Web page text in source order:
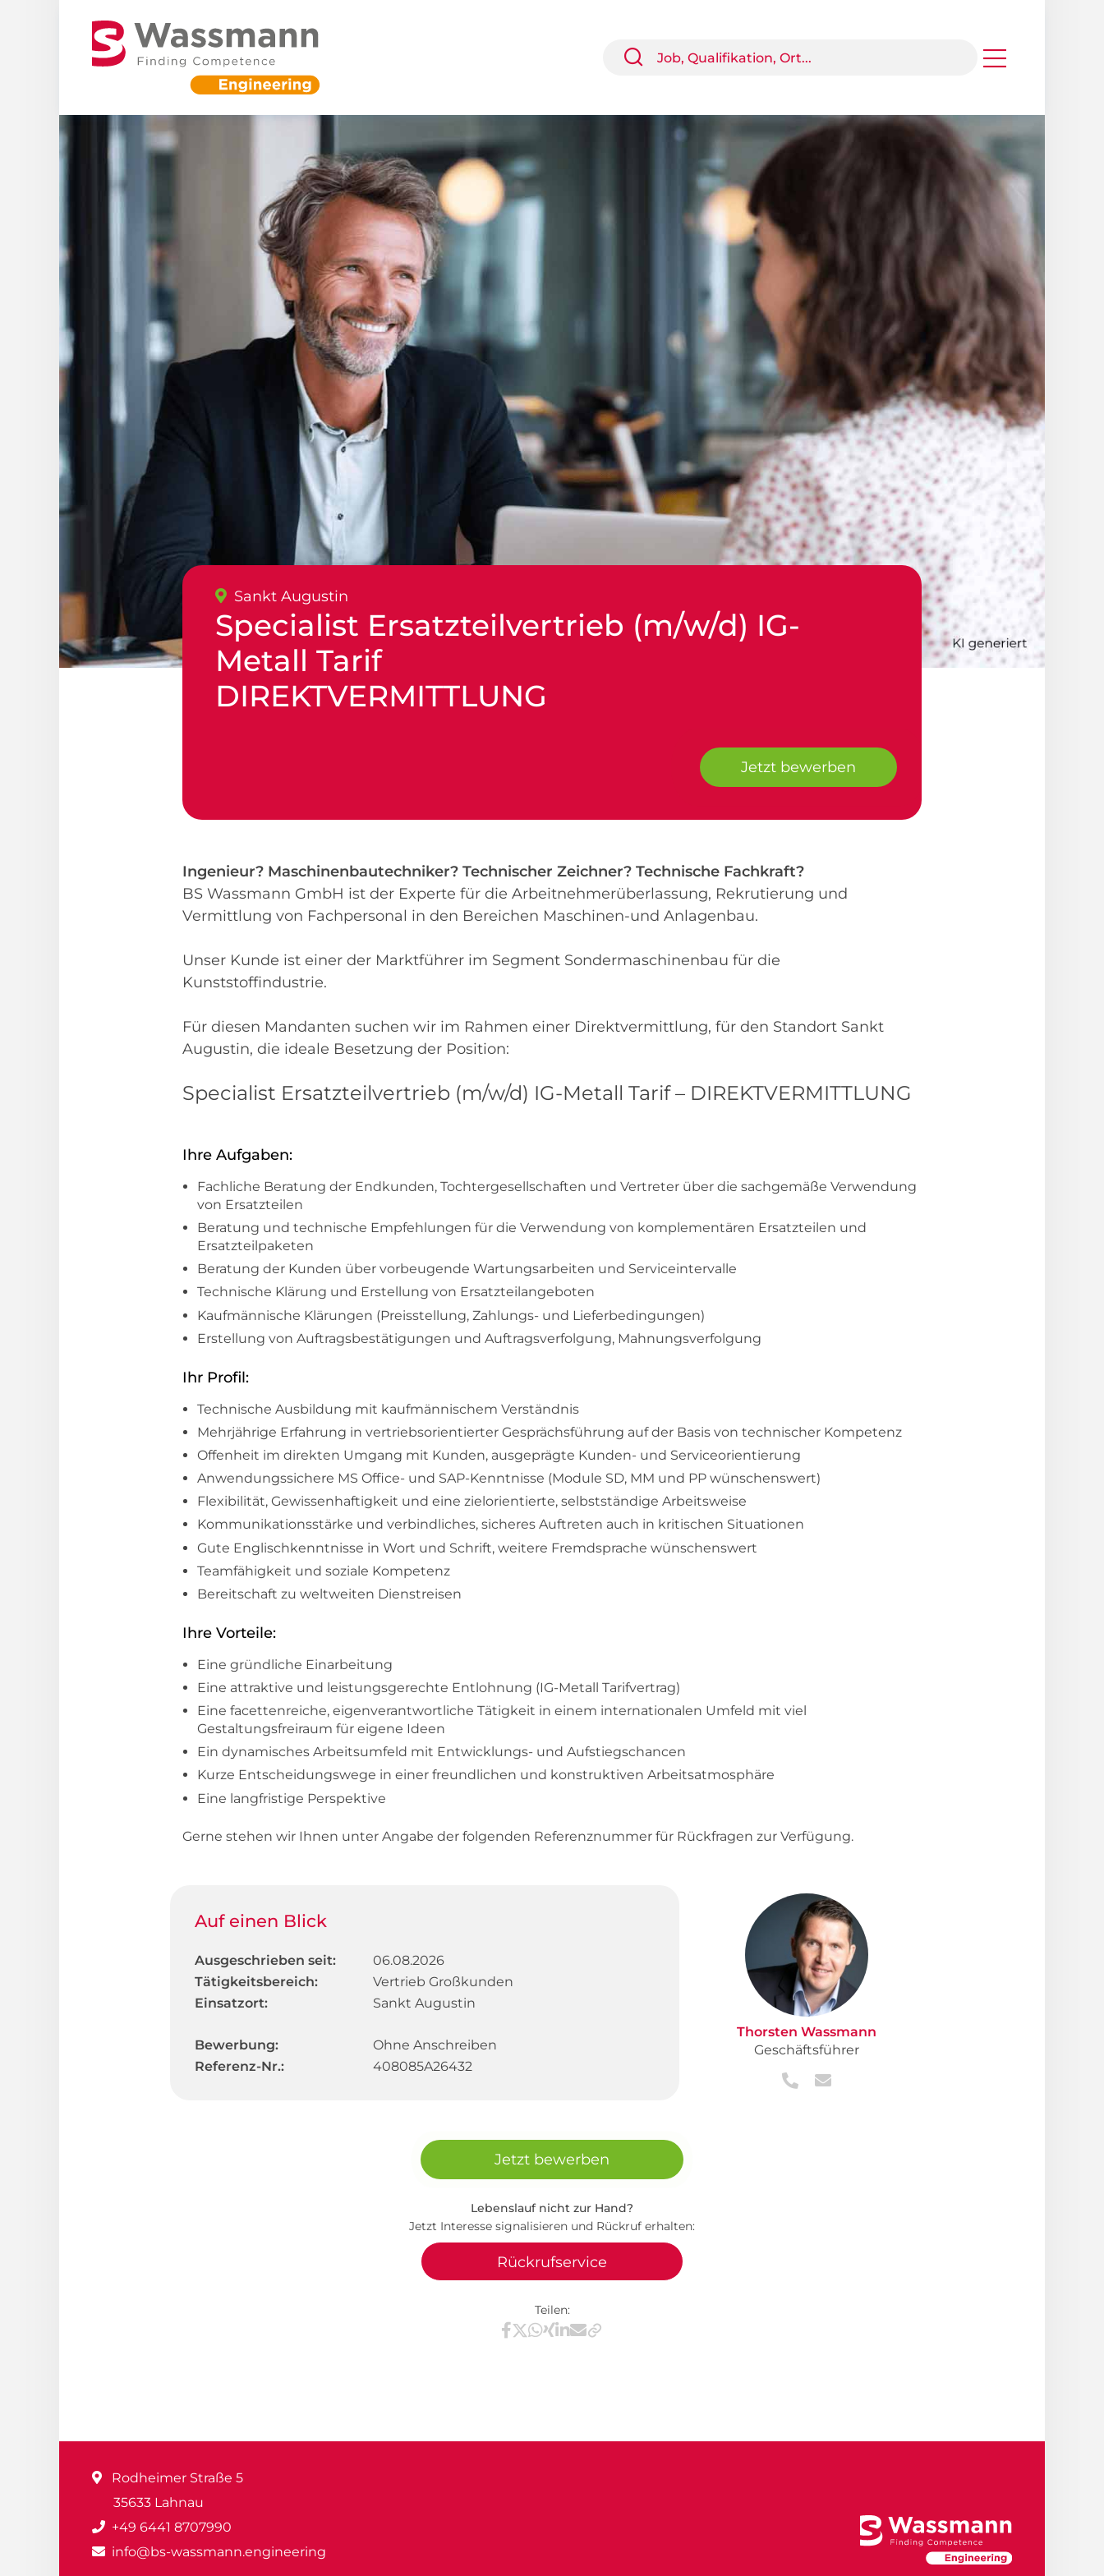
Sankt Augustin
Specialist Ersatzteilvertrieb (m/w/d) IG-
Metall Tarif
DIREKTVERMITTLUNG
Jetzt bewerben
Ingenieur? Maschinenbautechniker? Technischer Zeichner? Technische Fachkraft?
BS Wassmann GmbH ist der Experte für die Arbeitnehmerüberlassung, Rekrutierung und
Vermittlung von Fachpersonal in den Bereichen Maschinen-und Anlagenbau.
Unser Kunde ist einer der Marktführer im Segment Sondermaschinenbau für die
Kunststoffindustrie.
Für diesen Mandanten suchen wir im Rahmen einer Direktvermittlung, für den Standort Sankt
Augustin, die ideale Besetzung der Position:
Specialist Ersatzteilvertrieb (m/w/d) IG-Metall Tarif – DIREKTVERMITTLUNG
Ihre Aufgaben:
Fachliche Beratung der Endkunden, Tochtergesellschaften und Vertreter über die sachgemäße Verwendung
von Ersatzteilen
Beratung und technische Empfehlungen für die Verwendung von komplementären Ersatzteilen und
Ersatzteilpaketen
Beratung der Kunden über vorbeugende Wartungsarbeiten und Serviceintervalle
Technische Klärung und Erstellung von Ersatzteilangeboten
Kaufmännische Klärungen (Preisstellung, Zahlungs- und Lieferbedingungen)
Erstellung von Auftragsbestätigungen und Auftragsverfolgung, Mahnungsverfolgung
Ihr Profil:
Technische Ausbildung mit kaufmännischem Verständnis
Mehrjährige Erfahrung in vertriebsorientierter Gesprächsführung auf der Basis von technischer Kompetenz
Offenheit im direkten Umgang mit Kunden, ausgeprägte Kunden- und Serviceorientierung
Anwendungssichere MS Office- und SAP-Kenntnisse (Module SD, MM und PP wünschenswert)
Flexibilität, Gewissenhaftigkeit und eine zielorientierte, selbstständige Arbeitsweise
Kommunikationsstärke und verbindliches, sicheres Auftreten auch in kritischen Situationen
Gute Englischkenntnisse in Wort und Schrift, weitere Fremdsprache wünschenswert
Teamfähigkeit und soziale Kompetenz
Bereitschaft zu weltweiten Dienstreisen
Ihre Vorteile:
Eine gründliche Einarbeitung
Eine attraktive und leistungsgerechte Entlohnung (IG-Metall Tarifvertrag)
Eine facettenreiche, eigenverantwortliche Tätigkeit in einem internationalen Umfeld mit viel
Gestaltungsfreiraum für eigene Ideen
Ein dynamisches Arbeitsumfeld mit Entwicklungs- und Aufstiegschancen
Kurze Entscheidungswege in einer freundlichen und konstruktiven Arbeitsatmosphäre
Eine langfristige Perspektive
Gerne stehen wir Ihnen unter Angabe der folgenden Referenznummer für Rückfragen zur Verfügung.
Auf einen Blick
Ausgeschrieben seit:
06.08.2026
Tätigkeitsbereich:
Vertrieb Großkunden
Einsatzort:
Sankt Augustin
Bewerbung:
Ohne Anschreiben
Referenz-Nr.:
408085A26432
Thorsten Wassmann
Geschäftsführer
Jetzt bewerben
Lebenslauf nicht zur Hand?
Jetzt Interesse signalisieren und Rückruf erhalten:
Rückrufservice
Teilen:
Teilen via Facebook
Teilen via X / Twitter
Teilen via WhatsApp
Teilen via Xing
Teilen via LinkedIn
Teilen via E-Mail
Rodheimer Straße 5
35633 Lahnau
+49 6441 8707990
info@bs-wassmann.engineering